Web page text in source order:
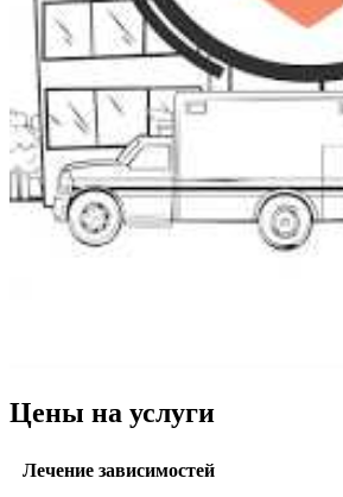
Цены на услуги
Лечение зависимостей